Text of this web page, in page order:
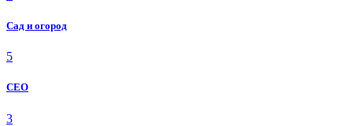
Сад и огород
5
СЕО
3